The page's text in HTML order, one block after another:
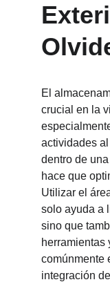
El
crucial en la
actividades
dentro de
hace que
Utilizar el
solo ayuda a
sino que
herramientas
comúnmente
integración